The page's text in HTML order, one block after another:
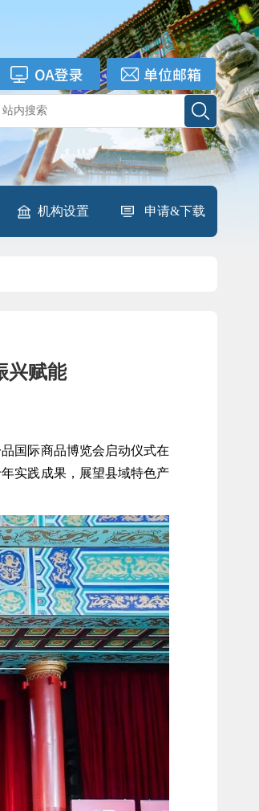
机构设置 申请&下载
兴赋能
国际商品博览会 启动仪式在
实践成果，展望县域特色产